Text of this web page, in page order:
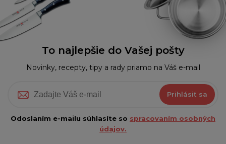
To najlepšie do Vašej pošty
Novinky, recepty, tipy a rady priamo na Váš e-mail
Prihlásiť sa
Odoslaním e-mailu súhlasíte so spracovaním osobných
údajov.